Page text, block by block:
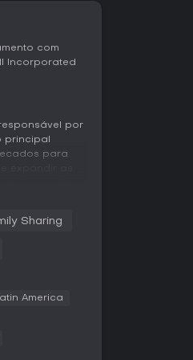
com
Incorporated
por
principal
para
para
de almas.
permitindo
uma
Sharing
America